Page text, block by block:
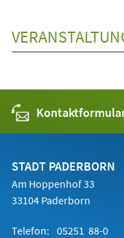
STADT PADERBORN
Am Hoppenhof 33
33104 Paderborn
Telefon: 05251 88-0